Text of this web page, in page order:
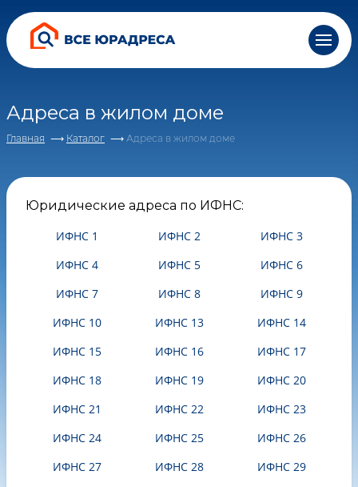
Адреса в жилом доме
Главная Каталог Адреса в жилом доме
Юридические адреса по ИФНС:
ИФНС 1
ИФНС 2
ИФНС 3
ИФНС 4
ИФНС 5
ИФНС 6
ИФНС 7
ИФНС 8
ИФНС 9
ИФНС 10
ИФНС 13
ИФНС 14
ИФНС 15
ИФНС 16
ИФНС 17
ИФНС 18
ИФНС 19
ИФНС 20
ИФНС 21
ИФНС 22
ИФНС 23
ИФНС 24
ИФНС 25
ИФНС 26
ИФНС 27
ИФНС 28
ИФНС 29
персональных данных и соглашаетесь cполитикой
Все понятно, спасибо
персональных данных и соглашаетесь cполитикой
конфиденциальности
персональных данных и соглашаетесь cполитикой
конфиденциальности